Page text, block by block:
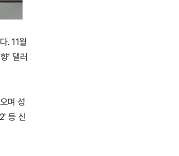
. 11월
' 댈러
며 성
등 신